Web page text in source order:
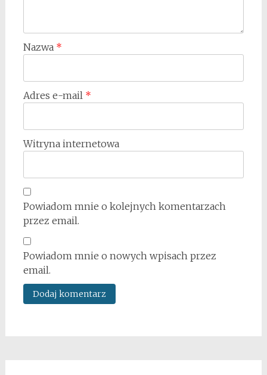
Nazwa *
Adres e-mail *
Witryna internetowa
Powiadom mnie o kolejnych komentarzach
przez email.
Powiadom mnie o nowych wpisach przez
email.